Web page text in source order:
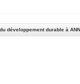
développement durable à